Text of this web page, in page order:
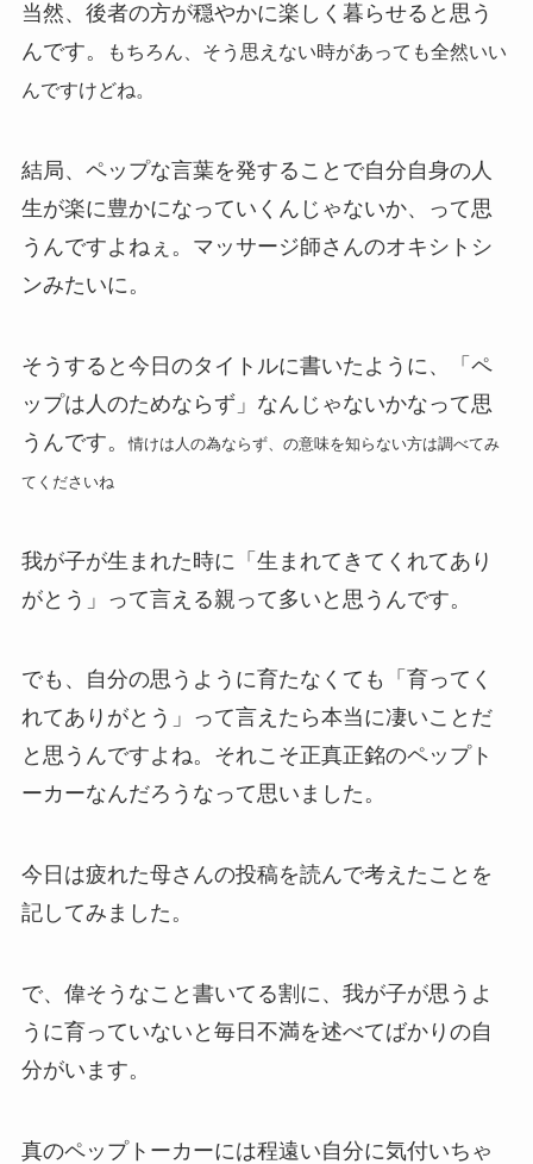
当然、後者の方が穏やかに楽しく暮らせると思う
んです。
もちろん、そう思えない時があっても全然いい
んですけどね。
結局、ペップな言葉を発することで自分自身の人
生が楽に豊かになっていくんじゃないか、って思
うんですよねぇ。マッサージ師さんのオキシトシ
ンみたいに。
そうすると今日のタイトルに書いたように、「ペ
ップは人のためならず」なんじゃないかなって思
うんです。情けは人の為ならず、の意味を知らない方は調べてみ
てくださいね
我が子が生まれた時に「生まれてきてくれてあり
がとう」って言える親って多いと思うんです。
でも、自分の思うように育たなくても「育ってく
れてありがとう」って言えたら本当に凄いことだ
と思うんですよね。それこそ正真正銘のペップト
ーカーなんだろうなって思いました。
今日は疲れた母さんの投稿を読んで考えたことを
記してみました。
で、偉そうなこと書いてる割に、我が子が思うよ
うに育っていないと毎日不満を述べてばかりの自
分がいます。
真のペップトーカーには程遠い自分に気付いちゃ